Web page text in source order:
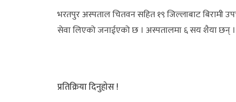
भरतपुर अस्पताल चितवन सहित १९ जिल्लाबाट बिरामी
सेवा लिएको जनाईएको छ । अस्पतालमा ६ सय शैया छन् ।
प्रतिक्रिया दिनुहोस !